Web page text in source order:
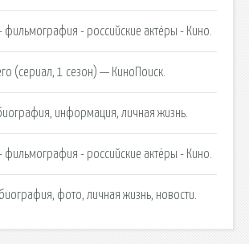
- российские актёры - Кино.
(сериал, 1 сезон) — КиноПоиск.
информация, личная жизнь.
- российские актёры - Кино.
фото, личная жизнь, новости.